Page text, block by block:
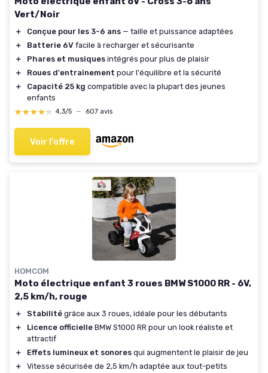
Vert/Noir
＋ Conçue pour les 3-6 ans — taille et puissance adaptées
＋
Batterie 6V facile à recharger et sécurisante
＋
Phares et musiques intégrés pour plus de plaisir
＋
Roues d'entraînement pour l'équilibre et la sécurité
＋
Capacité 25 kg compatible avec la plupart des jeunes
enfants
★★★★★
★★★★★ 4,3/5 — 607 avis
Voir l'offre
HOMCOM
Moto électrique enfant 3 roues BMW S1000 RR - 6V,
2,5 km/h, rouge
＋ Stabilité grâce aux 3 roues, idéale pour les débutants
＋
Licence officielle BMW S1000 RR pour un look réaliste et
attractif
＋
Effets lumineux et sonores qui augmentent le plaisir de jeu
＋
Vitesse sécurisée de 2,5 km/h adaptée aux tout-petits